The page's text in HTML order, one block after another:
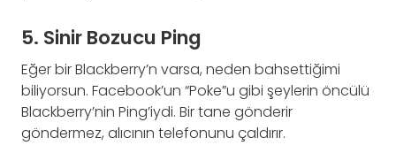
5. Sinir Bozucu Ping
Eğer bir Blackberry’n varsa, neden bahsettiğimi
biliyorsun. Facebook’un “Poke”u gibi şeylerin öncülü
Blackberry’nin Ping’iydi. Bir tane gönderir
göndermez, alıcının telefonunu çaldırır.